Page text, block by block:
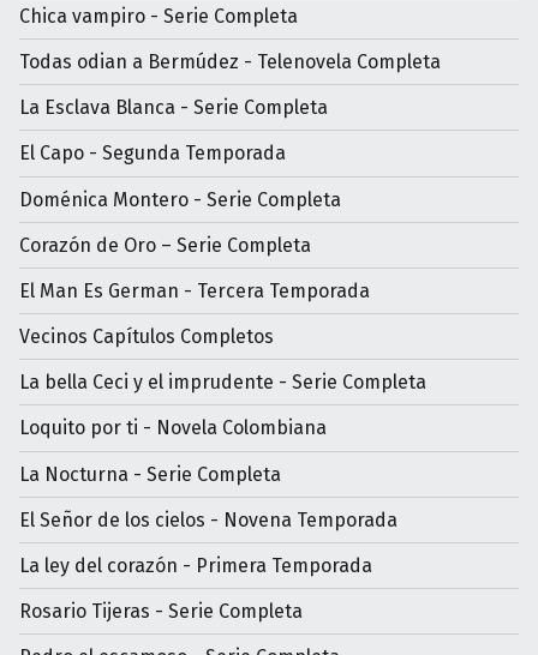
Chica vampiro - Serie Completa
Todas odian a Bermúdez - Telenovela Completa
La Esclava Blanca - Serie Completa
El Capo - Segunda Temporada
Doménica Montero - Serie Completa
Corazón de Oro – Serie Completa
El Man Es German - Tercera Temporada
Vecinos Capítulos Completos
La bella Ceci y el imprudente - Serie Completa
Loquito por ti - Novela Colombiana
La Nocturna - Serie Completa
El Señor de los cielos - Novena Temporada
La ley del corazón - Primera Temporada
Rosario Tijeras - Serie Completa